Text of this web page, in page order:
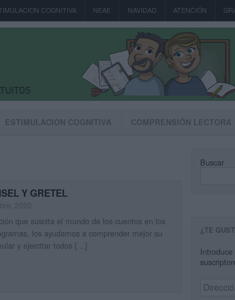
COGNITIVA NEAE NAVIDAD ATENCIÓN
ESTIMULACION COGNITIVA COMPRENSIÓN LECTORA
Y GRETEL
que suscita el mundo de los cuentos en los
los ayudamos a comprender mejor su
y ejercitar todos […]
Buscar
¿TE
Dirección
de